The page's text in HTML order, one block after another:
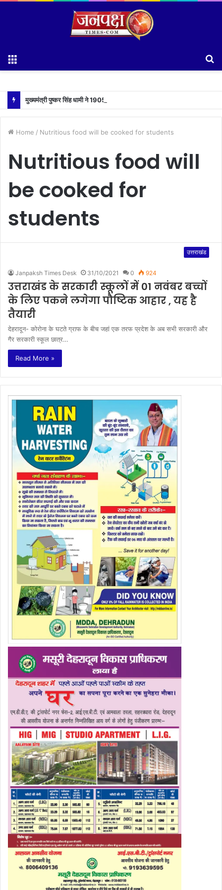
Home / Nutritious food will be cooked for students
Nutritious food will
be cooked for
students
उत्तराखंड
Janpaksh Times Desk 31/10/2021 0 924
उत्तराखंड के सरकारी स्कूलों में 01 नवंबर बच्चों
के लिए पकने लगेगा पौष्टिक आहार , यह है
तैयारी
देहरादून- कोरोना के घटते ग्राफ के बीच जहां एक तरफ प्रदेश के अब सभी सरकारी और
गैर सरकारी स्कूल छात्र…
Read More »